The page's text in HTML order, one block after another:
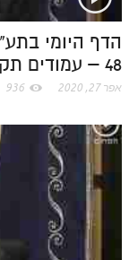
הדף היומי
48 – עמודים תקסט – סיום
אפר 27, 2020 936